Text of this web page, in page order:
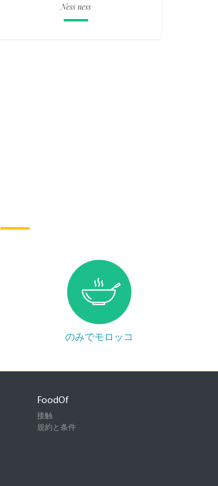
Ness ness
のみでモロッコ
FoodOf
接触
規約と条件